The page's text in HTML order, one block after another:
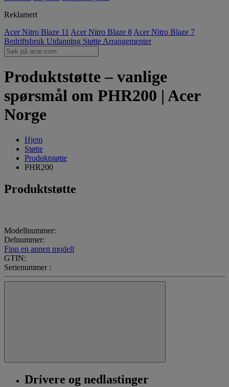
Reklamert
Acer Nitro Blaze 11 Acer Nitro Blaze 8 Acer Nitro Blaze 7
Bedriftsbruk Utdanning Støtte Arrangementer
Produktstøtte – vanlige
spørsmål om PHR200 | Acer
Norge
Hjem
Støtte
Produktstøtte
PHR200
Produktstøtte
Modellnummer:
Delnummer:
Finn en annen modell
GTIN:
Serienummer :
Drivere og nedlastinger